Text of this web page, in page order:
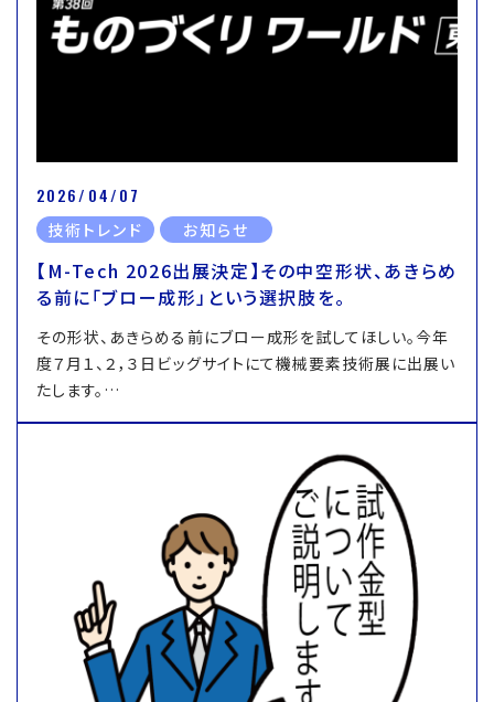
2026/04/07
技術トレンド お知らせ
【M-Tech 2026出展決定】その中空形状、あきらめ
る前に「ブロー成形」という選択肢を。
その形状、あきらめる前にブロー成形を試してほしい。今年
度７月１、２，３日ビッグサイトにて機械要素技術展に出展い
たします。…